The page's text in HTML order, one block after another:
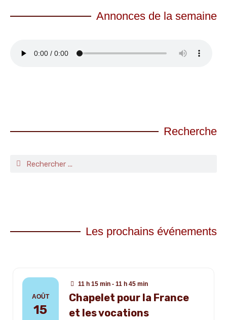
Annonces de la semaine
Recherche
Les prochains événements
AOÛT
15
11 h 15 min - 11 h 45 min
Chapelet pour la France
et les vocations